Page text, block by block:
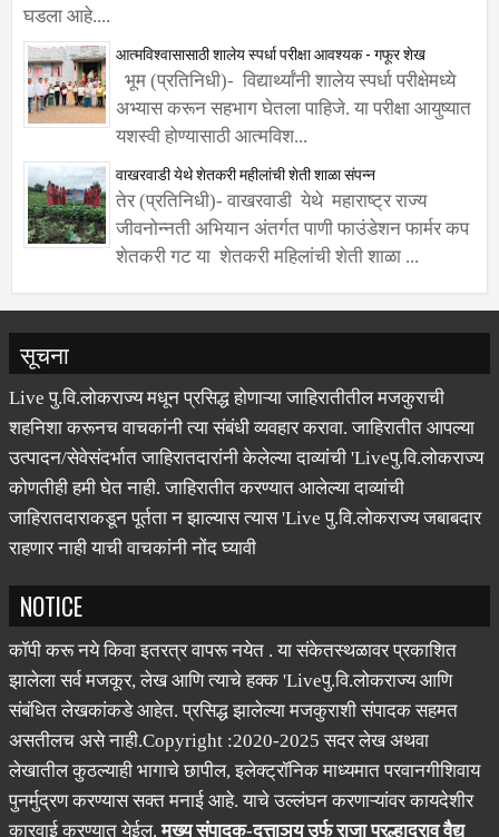
भूम (प्रतिनिधी)- विद्यार्थ्यांनी शालेय स्पर्धा परीक्षेमध्ये
अभ्यास करून सहभाग घेतला पाहिजे. या परीक्षा आयुष्यात
यशस्वी होण्यासाठी आत्मविश...
वाखरवाडी येथे शेतकरी महीलांची शेती शाळा संपन्न
तेर (प्रतिनिधी)- वाखरवाडी येथे महाराष्ट्र राज्य
जीवनोन्नती अभियान अंतर्गत पाणी फाउंडेशन फार्मर कप
शेतकरी गट या शेतकरी महिलांची शेती शाळा ...
सूचना
Live पु.वि.लोकराज्य मधून प्रसिद्ध होणाऱ्या जाहिरातीतील मजकुराची
शहनिशा करूनच वाचकांनी त्या संबंधी व्यवहार करावा. जाहिरातीत आपल्या
उत्पादन/सेवेसंदर्भात जाहिरातदारांनी केलेल्या दाव्यांची 'Liveपु.वि.लोकराज्य
कोणतीही हमी घेत नाही. जाहिरातीत करण्यात आलेल्या दाव्यांची
जाहिरातदाराकडून पूर्तता न झाल्यास त्यास 'Live पु.वि.लोकराज्य जबाबदार
राहणार नाही याची वाचकांनी नोंद घ्यावी
कॉपी करू नये किवा इतरत्र वापरू नयेत . या संकेतस्थळावर प्रकाशित
झालेला सर्व मजकूर, लेख आणि त्याचे हक्क 'Liveपु.वि.लोकराज्य आणि
संबंधित लेखकांकडे आहेत. प्रसिद्ध झालेल्या मजकुराशी संपादक सहमत
असतीलच असे नाही.Copyright :2020-2025 सदर लेख अथवा
लेखातील कुठल्याही भागाचे छापील, इलेक्ट्रॉनिक माध्यमात परवानगीशिवाय
पुनर्मुद्रण करण्यास सक्त मनाई आहे. याचे उल्लंघन करणाऱ्यांवर कायदेशीर
कारवाई करण्यात येईल.मुख्य संपादक-दत्ताञय उर्फ राजा प्रल्हादराव वैद्य
मो.7350671222, 9422496748